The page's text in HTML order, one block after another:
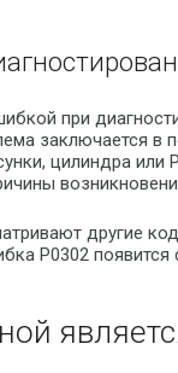
при
заключается
цилиндра
другие
P0302 появится